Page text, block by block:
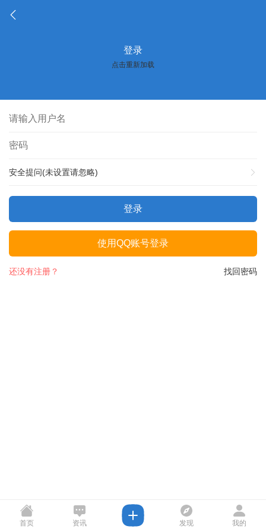
登录
点击重新加载
安全提问(未设置请忽略)
登录
使用QQ账号登录
找回密码
还没有注册？
首页 资讯 发现 我的